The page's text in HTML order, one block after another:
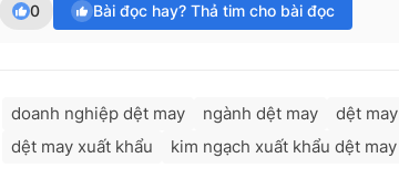
0 Bài đọc hay? Thả tim cho bài đọc
doanh nghiệp dệt may ngành dệt may dệt may
dệt may xuất khẩu
kim ngạch xuất khẩu dệt may